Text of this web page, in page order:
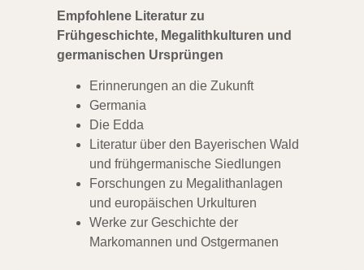
Empfohlene Literatur zu
Frühgeschichte, Megalithkulturen und
germanischen Ursprüngen
Erinnerungen an die Zukunft
Germania
Die Edda
Literatur über den Bayerischen Wald
und frühgermanische Siedlungen
Forschungen zu Megalithanlagen
und europäischen Urkulturen
Werke zur Geschichte der
Markomannen und Ostgermanen